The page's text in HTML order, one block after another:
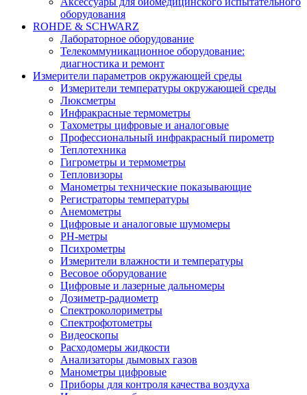
оборудования
ROHDE & SCHWARZ
Лабораторное оборудование
Телекоммуникационное оборудование:
диагностика и ремонт
Измерители параметров окружающей среды
Измерители температуры окружающей среды
Люксметры
Инфракрасные термометры
Тахометры цифровые и аналоговые
Профессиональный инфракрасный пирометр
Теплотехника
Гигрометры и термометры
Тепловизоры
Манометры технические показывающие
Регистраторы температуры
Анемометры
Цифровые и аналоговые шумомеры
PH-метры
Психрометры
Измерители влажности и температуры
Весовое оборудование
Цифровые и лазерные дальномеры
Дозиметр-радиометр
Спектроколориметры
Спектрофотометры
Видеоскопы
Расходомеры жидкости
Анализаторы дымовых газов
Манометры цифровые
Приборы для контроля качества воздуха